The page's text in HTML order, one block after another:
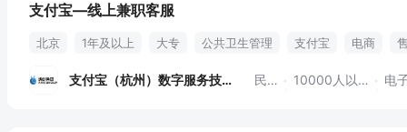
支付宝—线上兼职客服
北京 1年及以上 大专 公共卫生管理 支付宝 电商
支付宝（杭州）数字服务技术 民营 10000人以上 电